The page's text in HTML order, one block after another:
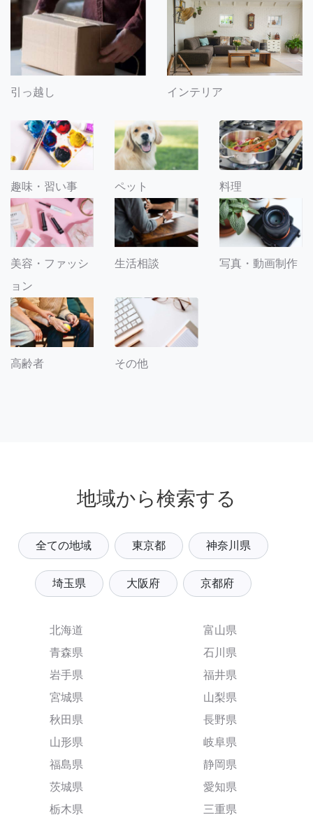
引っ越し インテリア
趣味・習い事 ペット 料理
美容・ファッシ
ョン
生活相談 写真・動画制作
高齢者 その他
地域から検索する
全ての地域 東京都 神奈川県
埼玉県 大阪府 京都府
北海道
青森県
岩手県
宮城県
秋田県
山形県
福島県
茨城県
栃木県
富山県
石川県
福井県
山梨県
長野県
岐阜県
静岡県
愛知県
三重県